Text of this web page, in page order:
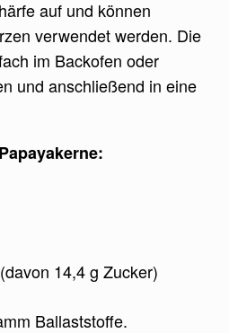
auf und können
verwendet werden. Die
im Backofen oder
und anschließend in eine
14,4 g Zucker)
Ballaststoffe.